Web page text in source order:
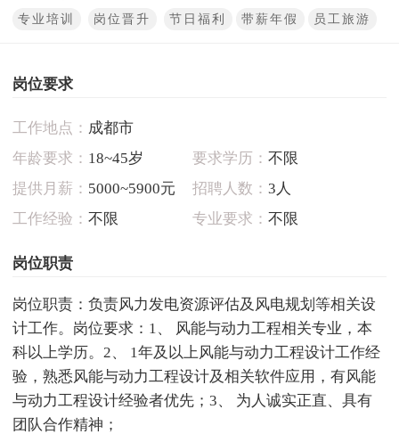
专业培训 岗位晋升 节日福利 带薪年假 员工旅游
岗位要求
工作地点： 成都市
年龄要求： 18~45岁 要求学历： 不限
提供月薪： 5000~5900元 招聘人数： 3人
工作经验： 不限 专业要求： 不限
岗位职责
岗位职责：负责风力发电资源评估及风电规划等相关设
计工作。岗位要求：1、 风能与动力工程相关专业，本
科以上学历。2、 1年及以上风能与动力工程设计工作经
验，熟悉风能与动力工程设计及相关软件应用，有风能
与动力工程设计经验者优先；3、 为人诚实正直、具有
团队合作精神；